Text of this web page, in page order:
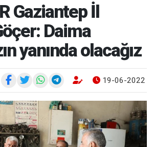
Gaziantep İl
Daima
yanında olacağız
19-06-2022